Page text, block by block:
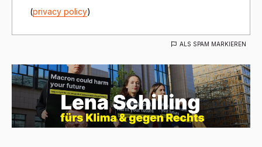
(privacy policy)
ALS SPAM MARKIEREN